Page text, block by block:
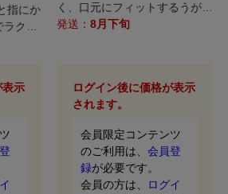
指にか
ラクに
表示
く、口元にフィットするうがい
受け。
発送： 8月下旬
ログイン後に価格が表示
されます。
会員限定コンテンツ
のご利用は、 会員登
録が必要です。
会員の方は、
ログイ